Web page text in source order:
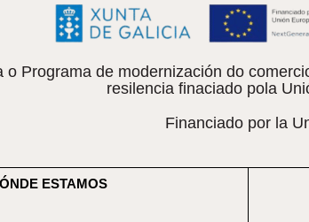
o Programa de modernización do
resilencia finaciado pola
Financiado por la
ESTAMOS